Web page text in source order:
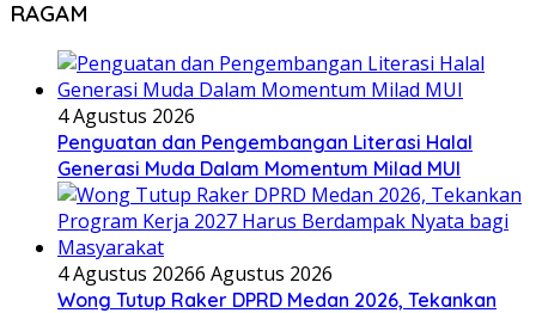
RAGAM
4 Agustus 2026
Penguatan dan Pengembangan Literasi Halal
Generasi Muda Dalam Momentum Milad MUI
4 Agustus 20266 Agustus 2026
Wong Tutup Raker DPRD Medan 2026, Tekankan